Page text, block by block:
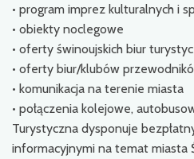
• program imprez kulturalnych i
• obiekty noclegowe
• oferty świnoujskich biur
• oferty biur/klubów
• komunikacja na terenie miasta
• połączenia kolejowe,
Turystyczna dysponuje
informacyjnymi na temat miasta